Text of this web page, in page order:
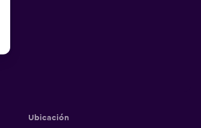
Ubicación